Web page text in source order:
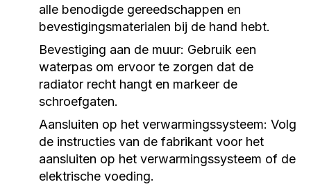
alle benodigde gereedschappen en
bevestigingsmaterialen bij de hand hebt.
Bevestiging aan de muur: Gebruik een
waterpas om ervoor te zorgen dat de
radiator recht hangt en markeer de
schroefgaten.
Aansluiten op het verwarmingssysteem: Volg
de instructies van de fabrikant voor het
aansluiten op het verwarmingssysteem of de
elektrische voeding.